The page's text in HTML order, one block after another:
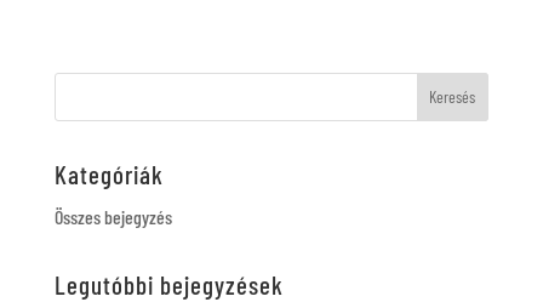
Kategóriák
Összes bejegyzés
Legutóbbi bejegyzések